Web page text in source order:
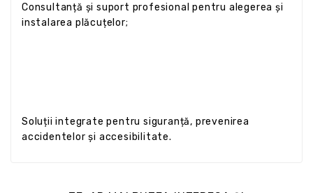
Consultanță și suport profesional pentru alegerea și
instalarea plăcuțelor;
Soluții integrate pentru siguranță, prevenirea
accidentelor și accesibilitate.